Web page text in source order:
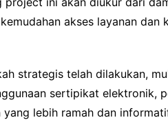
akses layanan dan
strategis telah dilakukan,
sertipikat elektronik,
lebih ramah dan